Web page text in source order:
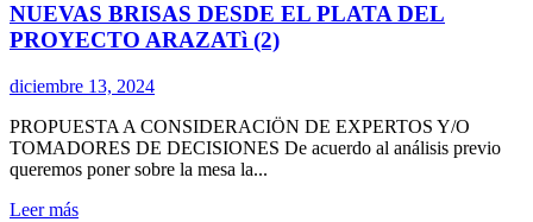
HISTORICO
NUEVAS BRISAS DESDE EL PLATA DEL
PROYECTO ARAZATì (2)
diciembre 13, 2024
PROPUESTA A CONSIDERACIÖN DE EXPERTOS Y/O
TOMADORES DE DECISIONES De acuerdo al análisis previo
queremos poner sobre la mesa la...
Leer másLeer